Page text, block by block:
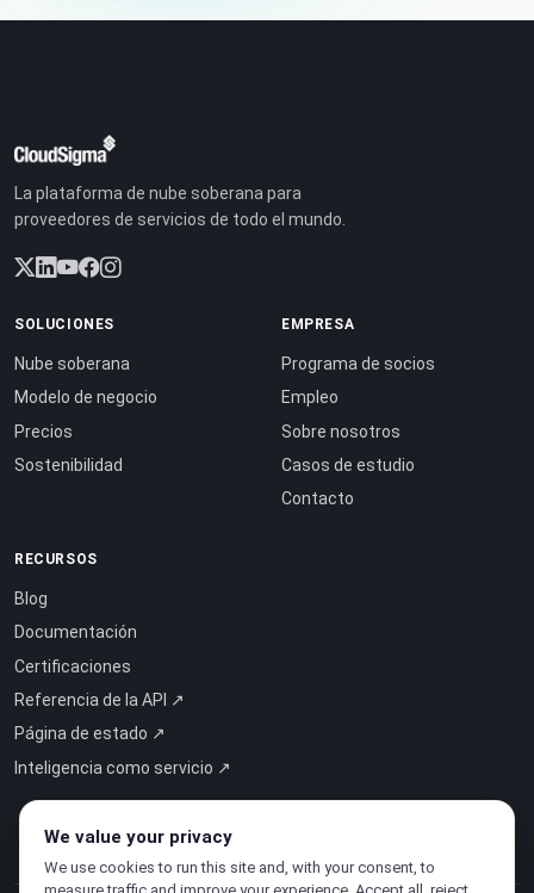
La plataforma de nube soberana para
proveedores de servicios de todo el mundo.
SOLUCIONES
Nube soberana
Modelo de negocio
Precios
Sostenibilidad
EMPRESA
Programa de socios
Empleo
Sobre nosotros
Casos de estudio
Contacto
RECURSOS
Blog
Documentación
Certificaciones
Referencia de la API ↗
Página de estado ↗
Inteligencia como servicio ↗
We value your privacy
We use cookies to run this site and, with your consent, to